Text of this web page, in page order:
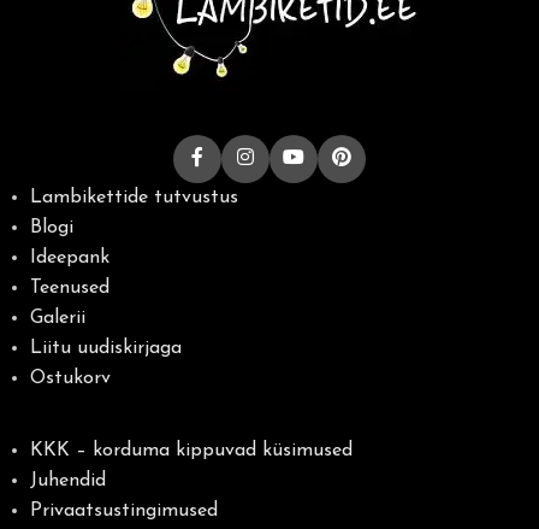
Lambikettide tutvustus
Blogi
Ideepank
Teenused
Galerii
Liitu uudiskirjaga
Ostukorv
KKK – korduma kippuvad küsimused
Juhendid
Privaatsustingimused